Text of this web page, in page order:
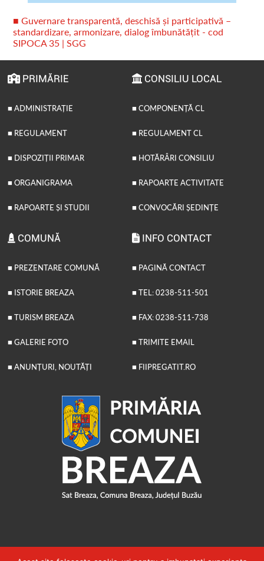
■ Guvernare transparentă, deschisă și participativă –
standardizare, armonizare, dialog îmbunătățit - cod
SIPOCA 35 | SGG
PRIMĂRIE
■ ADMINISTRAȚIE
■ REGULAMENT
■ DISPOZIȚII PRIMAR
■ ORGANIGRAMA
■ RAPOARTE ȘI STUDII
CONSILIU LOCAL
■ COMPONENȚĂ CL
■ REGULAMENT CL
■ HOTĂRÂRI CONSILIU
■ RAPOARTE ACTIVITATE
■ CONVOCĂRI ȘEDINȚE
COMUNĂ
■ PREZENTARE COMUNĂ
■ ISTORIE BREAZA
■ TURISM BREAZA
■ GALERIE FOTO
■ ANUNȚURI, NOUTĂȚI
INFO CONTACT
■ PAGINĂ CONTACT
■ TEL: 0238-511-501
■ FAX: 0238-511-738
■ TRIMITE EMAIL
■ FIIPREGATIT.RO